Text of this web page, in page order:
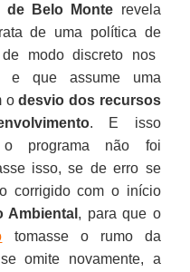
de Belo Monte revela
de uma política de
modo discreto nos
e que assume uma
odesvio dos recursos
. E isso
programa não foi
isso, se de erro se
corrigido com o início
Ambiental , para que o
tomasse o rumo da
omite novamente, a